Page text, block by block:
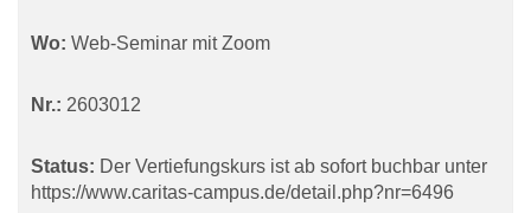
Wo: Web-Seminar mit Zoom
Nr.: 2603012
Status: Der Vertiefungskurs ist ab sofort buchbar unter
https://www.caritas-campus.de/detail.php?nr=6496